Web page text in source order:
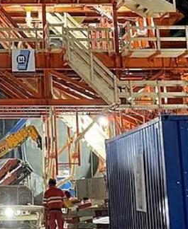
,Brücken,Geotechnik,